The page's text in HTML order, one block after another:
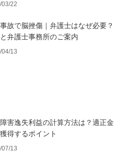
03/22
故で脳挫傷｜弁護士はなぜ必要？
弁護士事務所のご案内
04/13
害逸失利益の計算方法は？適正金
得するポイント
07/13